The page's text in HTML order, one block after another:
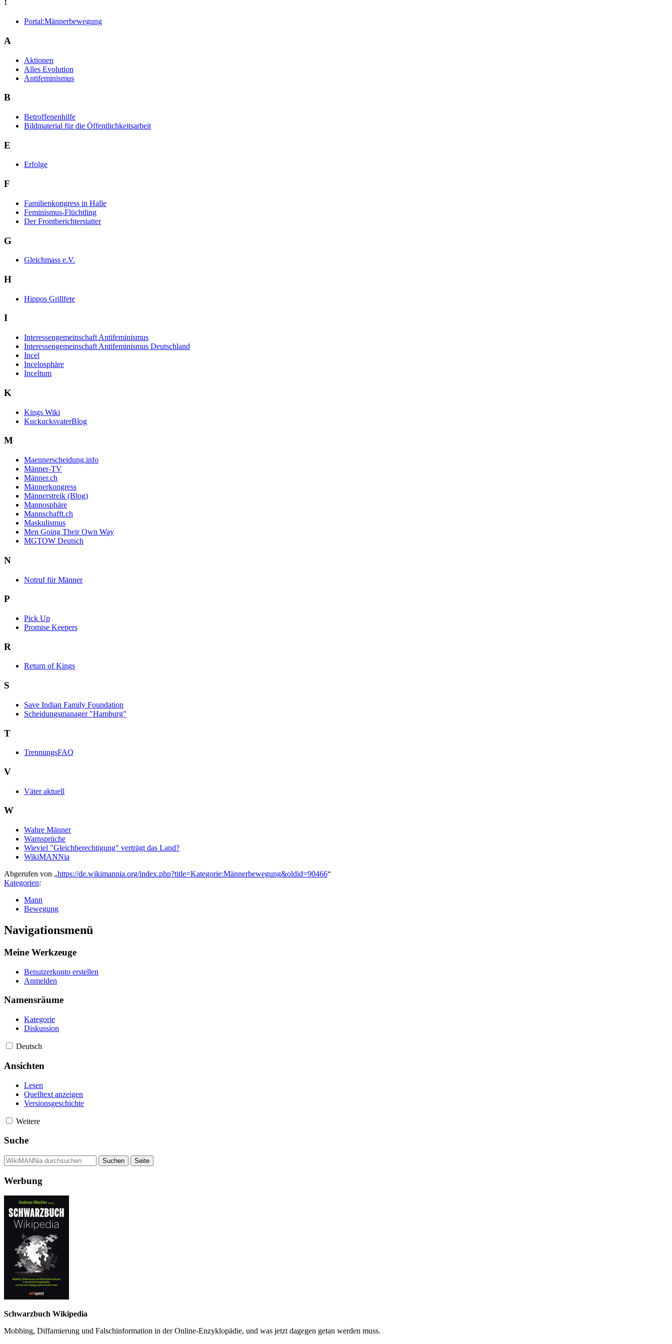
Portal:Männerbewegung
A
Aktionen
Alles Evolution
Antifeminismus
B
Betroffenenhilfe
Bildmaterial für die Öffentlichkeitsarbeit
E
Erfolge
F
Familienkongress in Halle
Feminismus-Flüchtling
Der Frontberichterstatter
G
Gleichmass e.V.
H
Hippos Grillfete
I
Interessengemeinschaft Antifeminismus
Interessengemeinschaft Antifeminismus Deutschland
Incel
Incelosphäre
Inceltum
K
Kings Wiki
KuckucksvaterBlog
M
Maennerscheidung.info
Männer-TV
Männer.ch
Männerkongress
Männerstreik (Blog)
Mannosphäre
Mannschafft.ch
Maskulismus
Men Going Their Own Way
MGTOW Deutsch
N
Notruf für Männer
P
Pick Up
Promise Keepers
R
Return of Kings
S
Save Indian Family Foundation
Scheidungsmanager "Hamburg"
T
TrennungsFAQ
V
Väter aktuell
W
Wahre Männer
Warnsprüche
Wieviel "Gleichberechtigung" verträgt das Land?
WikiMANNia
Abgerufen von „https://de.wikimannia.org/index.php?title=Kategorie:Männerbewegung&oldid=90466“
Kategorien:
Mann
Bewegung
Navigationsmenü
Meine Werkzeuge
Benutzerkonto erstellen
Anmelden
Namensräume
Kategorie
Diskussion
Deutsch
Ansichten
Lesen
Quelltext anzeigen
Versionsgeschichte
Weitere
Suche
Werbung
Schwarzbuch Wikipedia
Mobbing, Diffamierung und Falsch­information in der Online-Enzyklo­pädie, und was jetzt da­gegen getan werden muss.